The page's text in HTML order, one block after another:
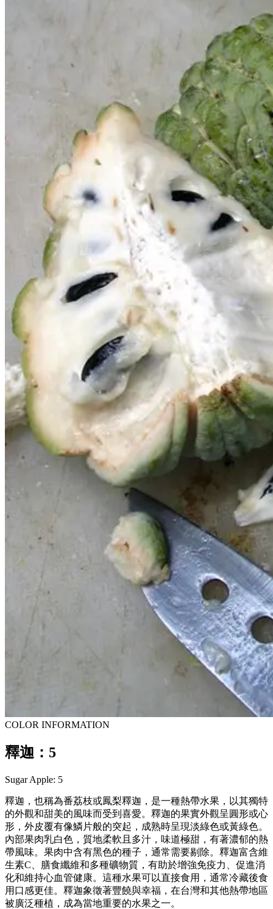
COLOR INFORMATION
釋迦：5
Sugar Apple: 5
釋迦，也稱為番荔枝或鳳梨釋迦，是一種熱帶水果，以其獨特
的外觀和甜美的風味而受到喜愛。釋迦的果實外觀呈圓形或心
形，外皮覆有像鱗片般的突起，成熟時呈現淡綠色或黃綠色。
內部果肉乳白色，質地柔軟且多汁，味道極甜，有著濃郁的熱
帶風味。果肉中含有黑色的種子，通常需要剔除。釋迦富含維
生素C、膳食纖維和多種礦物質，有助於增強免疫力、促進消
化和維持心血管健康。這種水果可以直接食用，通常冷藏後食
用口感更佳。釋迦象徵著豐饒與幸福，在台灣和其他熱帶地區
被廣泛種植，成為當地重要的水果之一。